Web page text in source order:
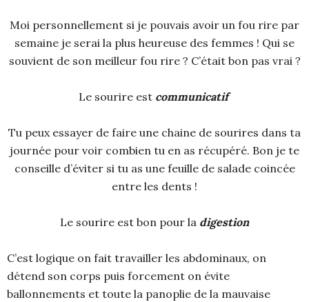
Moi personnellement si je pouvais avoir un fou rire par
semaine je serai la plus heureuse des femmes ! Qui se
souvient de son meilleur fou rire ? C’était bon pas vrai ?
Le sourire est communicatif
Tu peux essayer de faire une chaine de sourires dans ta
journée pour voir combien tu en as récupéré. Bon je te
conseille d’éviter si tu as une feuille de salade coincée
entre les dents !
Le sourire est bon pour la digestion
C’est logique on fait travailler les abdominaux, on
détend son corps puis forcement on évite
ballonnements et toute la panoplie de la mauvaise